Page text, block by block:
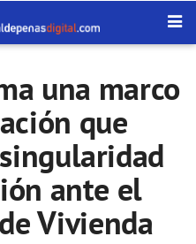
una marco
que
ante el
Vivienda